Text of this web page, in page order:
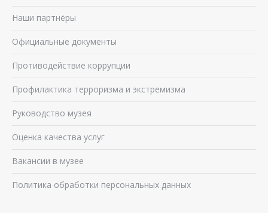
Наши партнёры
Официальные документы
Противодействие коррупции
Профилактика терроризма и экстремизма
Руководство музея
Оценка качества услуг
Вакансии в музее
Политика обработки персональных данных